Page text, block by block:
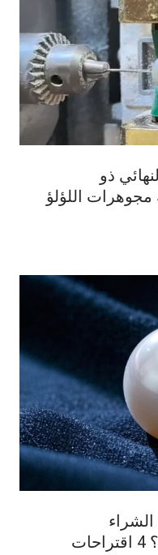
ذو
اللؤلؤ
لمجوهرات اللؤلؤ بالجملة؟ 4 اقتراحات